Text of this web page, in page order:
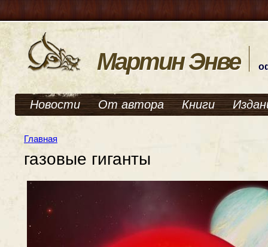
Мартин Энве
Новости От автора Книги
Главная
газовые гиганты